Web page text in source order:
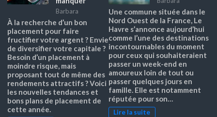
Barbara
À la recherche d’un bon
placement pour faire
fructifier votre argent ? Envie
de diversifier votre capitale ?
Besoin d’un placement à
moindre risque, mais
proposant tout de même des
rendements attractifs ? Voici
les nouvelles tendances et
bons plans de placement de
cette année.
Une commune située dans le
Nord Ouest de la France, Le
Havre s’annonce aujourd’hui
comme l’une des destinations
incontournables du moment
pour ceux qui souhaiteraient
passer un week-end en
amoureux loin de tout ou
passer quelques jours en
famille. Elle est notamment
réputée pour son…
Lire la suite